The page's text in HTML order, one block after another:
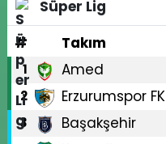
Süper Lig
#
Takım
1 Amed
2 Erzurumspor FK
3 Başakşehir